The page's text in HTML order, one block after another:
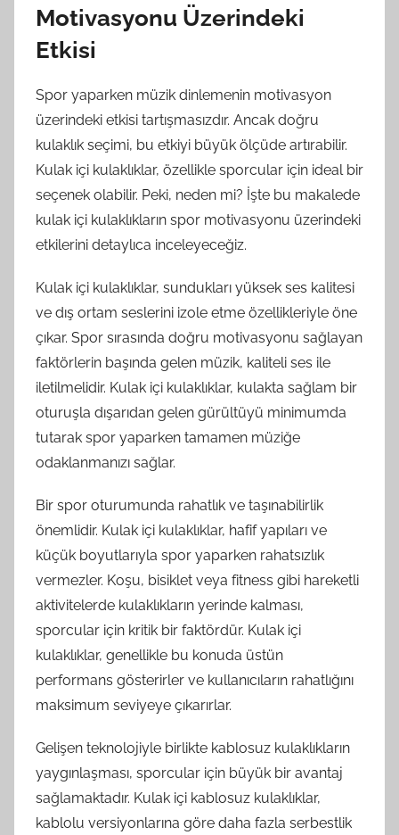
Motivasyonu Üzerindeki
Etkisi
Spor yaparken müzik dinlemenin motivasyon
üzerindeki etkisi tartışmasızdır. Ancak doğru
kulaklık seçimi, bu etkiyi büyük ölçüde artırabilir.
Kulak içi kulaklıklar, özellikle sporcular için ideal bir
seçenek olabilir. Peki, neden mi? İşte bu makalede
kulak içi kulaklıkların spor motivasyonu üzerindeki
etkilerini detaylıca inceleyeceğiz.
Kulak içi kulaklıklar, sundukları yüksek ses kalitesi
ve dış ortam seslerini izole etme özellikleriyle öne
çıkar. Spor sırasında doğru motivasyonu sağlayan
faktörlerin başında gelen müzik, kaliteli ses ile
iletilmelidir. Kulak içi kulaklıklar, kulakta sağlam bir
oturuşla dışarıdan gelen gürültüyü minimumda
tutarak spor yaparken tamamen müziğe
odaklanmanızı sağlar.
Bir spor oturumunda rahatlık ve taşınabilirlik
önemlidir. Kulak içi kulaklıklar, hafif yapıları ve
küçük boyutlarıyla spor yaparken rahatsızlık
vermezler. Koşu, bisiklet veya fitness gibi hareketli
aktivitelerde kulaklıkların yerinde kalması,
sporcular için kritik bir faktördür. Kulak içi
kulaklıklar, genellikle bu konuda üstün
performans gösterirler ve kullanıcıların rahatlığını
maksimum seviyeye çıkarırlar.
Gelişen teknolojiyle birlikte kablosuz kulaklıkların
yaygınlaşması, sporcular için büyük bir avantaj
sağlamaktadır. Kulak içi kablosuz kulaklıklar,
kablolu versiyonlarına göre daha fazla serbestlik